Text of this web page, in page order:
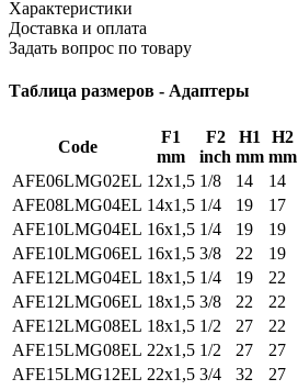
Характеристики
Доставка и оплата
Задать вопрос по товару
Таблица размеров - Адаптеры
Code
F1
mm
F2
inch
H1
mm
H2
mm
AFE06LMG02EL 12x1,5 1/8 14 14
AFE08LMG04EL 14x1,5 1/4 19 17
AFE10LMG04EL 16x1,5 1/4 19 19
AFE10LMG06EL 16x1,5 3/8 22 19
AFE12LMG04EL 18x1,5 1/4 19 22
AFE12LMG06EL 18x1,5 3/8 22 22
AFE12LMG08EL 18x1,5 1/2 27 22
AFE15LMG08EL 22x1,5 1/2 27 27
AFE15LMG12EL 22x1,5 3/4 32 27